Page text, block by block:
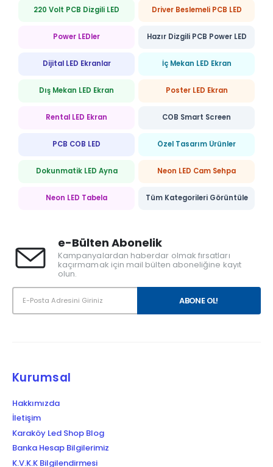
220 Volt PCB Dizgili LED Driver Beslemeli PCB LED
Power LEDler Hazır Dizgili PCB Power LED
Dijital LED Ekranlar İç Mekan LED Ekran
Dış Mekan LED Ekran Poster LED Ekran
Rental LED Ekran COB Smart Screen
PCB COB LED Özel Tasarım Ürünler
Dokunmatik LED Ayna Neon LED Cam Sehpa
Neon LED Tabela Tüm Kategorileri Görüntüle
e-Bülten Abonelik
Kampanyalardan haberdar olmak fırsatları
kaçırmamak için mail bülten aboneliğine kayıt
olun.
Kurumsal
Hakkımızda
İletişim
Karaköy Led Shop Blog
Banka Hesap Bilgilerimiz
K.V.K.K Bilgilendirmesi